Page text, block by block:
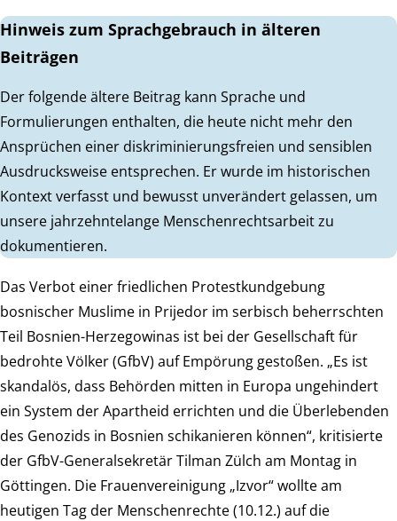
Hinweis zum Sprachgebrauch in älteren
Beiträgen
Der folgende ältere Beitrag kann Sprache und
Formulierungen enthalten, die heute nicht mehr den
Ansprüchen einer diskriminierungsfreien und sensiblen
Ausdrucksweise entsprechen. Er wurde im historischen
Kontext verfasst und bewusst unverändert gelassen, um
unsere jahrzehntelange Menschenrechtsarbeit zu
dokumentieren.
Das Verbot einer friedlichen Protestkundgebung
bosnischer Muslime in Prijedor im serbisch beherrschten
Teil Bosnien-Herzegowinas ist bei der Gesellschaft für
bedrohte Völker (GfbV) auf Empörung gestoßen. „Es ist
skandalös, dass Behörden mitten in Europa ungehindert
ein System der Apartheid errichten und die Überlebenden
des Genozids in Bosnien schikanieren können“, kritisierte
der GfbV-Generalsekretär Tilman Zülch am Montag in
Göttingen. Die Frauenvereinigung „Izvor“ wollte am
heutigen Tag der Menschenrechte (10.12.) auf die